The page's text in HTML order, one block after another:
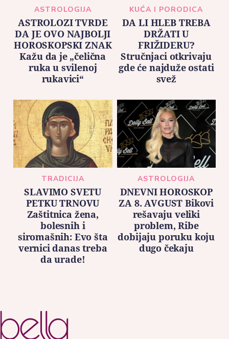
ASTROLOGIJA
ASTROLOZI TVRDE
DA JE OVO NAJBOLJI
HOROSKOPSKI ZNAK
Kažu da je „čelična
ruka u svilenoj
rukavici“
KUĆA I PORODICA
DA LI HLEB TREBA
DRŽATI U
FRIŽIDERU?
Stručnjaci otkrivaju
gde će najduže ostati
svež
TRADICIJA
SLAVIMO SVETU
PETKU TRNOVU
Zaštitnica žena,
bolesnih i
siromašnih: Evo šta
vernici danas treba
da urade!
ASTROLOGIJA
DNEVNI HOROSKOP
ZA 8. AVGUST Bikovi
rešavaju veliki
problem, Ribe
dobijaju poruku koju
dugo čekaju